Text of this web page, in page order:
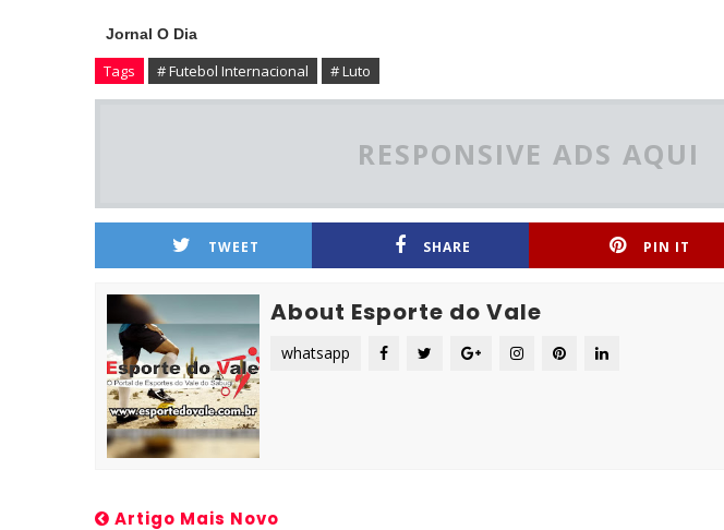
Jornal O Dia
Tags # Futebol Internacional # Luto
RESPONSIVE ADS AQUI
TWEET SHARE PIN IT
About Esporte do Vale
whatsapp
Artigo Mais Novo